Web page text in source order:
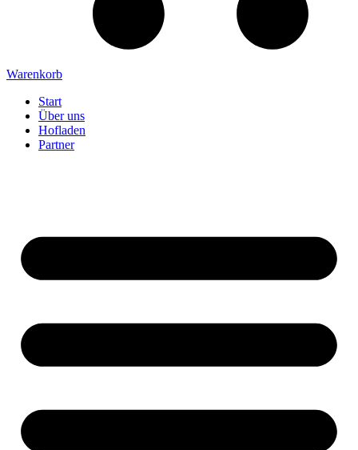
Warenkorb
Start
Über uns
Hofladen
Partner